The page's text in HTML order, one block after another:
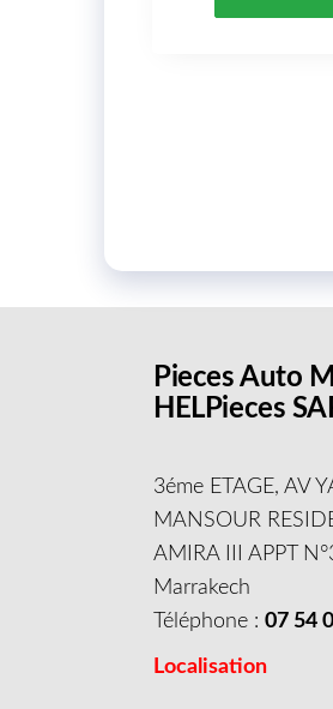
Pieces Auto
HELPieces
3éme ETAGE, AV
MANSOUR
AMIRA III APPT
Marrakech
Téléphone :07 54
Localisation